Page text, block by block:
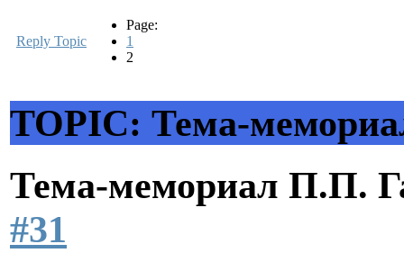
Reply Topic
Page:
1
2
TOPIC: Тема-
Тема-мемориал П.П.
#31